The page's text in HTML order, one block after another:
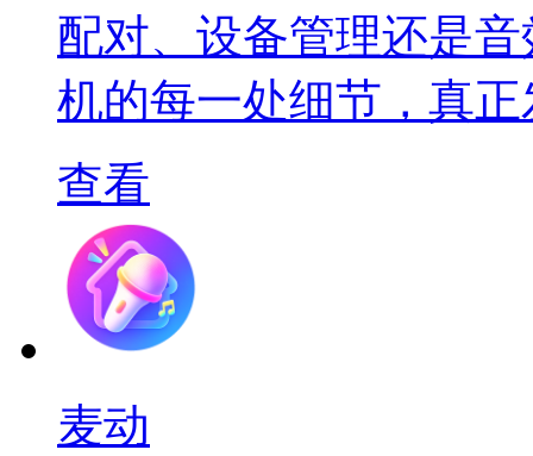
配对、设备管理还是
机的每一处细节，真
查看
麦动